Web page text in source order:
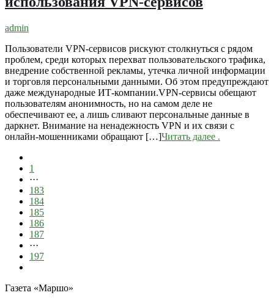
admin
Пользователи VPN-сервисов рискуют столкнуться с рядом
проблем, среди которых перехват пользовательского трафика,
внедрение собственной рекламы, утечка личной информации
и торговля персональными данными. Об этом предупреждают
даже международные ИТ-компании.VPN-сервисы обещают
пользователям анонимность, но на самом деле не
обеспечивают ее, а лишь сливают персональные данные в
даркнет. Внимание на ненадежность VPN и их связи с
онлайн-мошенниками обращают […]Читать далее .
1
···
183
184
185
186
187
···
197
Газета «Маршо»